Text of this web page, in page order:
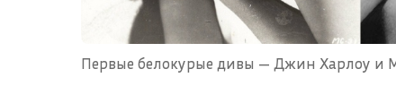
Первые белокурые дивы — Джин Харлоу и